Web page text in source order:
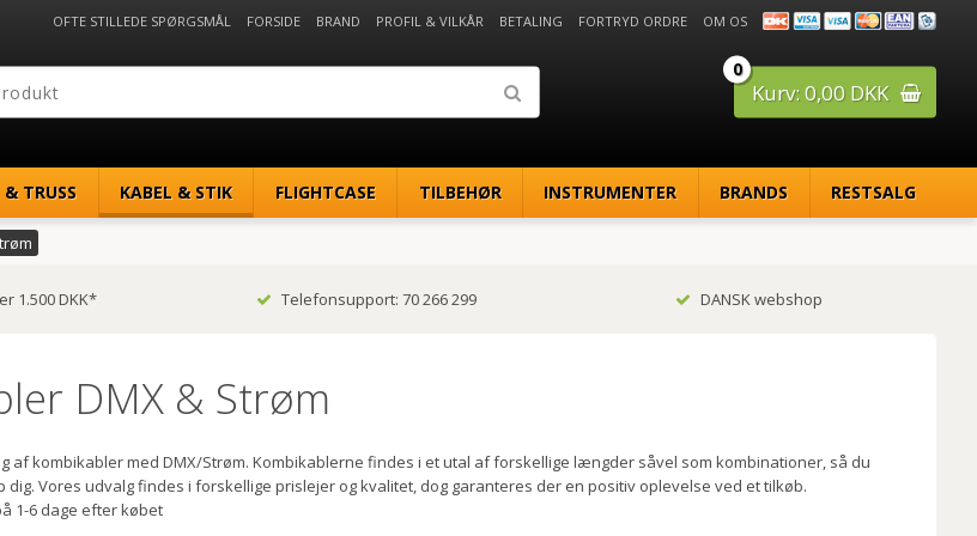
0
Kurv: 0,00 DKK
OFTE STILLEDE SPØRGSMÅL FORSIDE BRAND PROFIL & VILKÅR BETALING FORTRYD ORDRE OM OS
& TRUSS KABEL & STIK FLIGHTCASE TILBEHØR INSTRUMENTER BRANDS RESTSALG
1.500 DKK* Telefonsupport: 70 266 299 DANSK webshop
DMX & Strøm
af kombikabler med DMX/Strøm. Kombikablerne findes i et utal af forskellige længder såvel som kombinationer, så du
Vores udvalg findes i forskellige prislejer og kvalitet, dog garanteres der en positiv oplevelse ved et tilkøb.
1-6 dage efter købet